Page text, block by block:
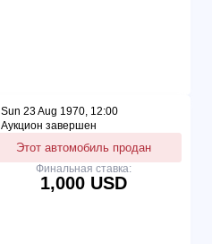
Sun 23 Aug 1970, 12:00
Аукцион завершен
Этот автомобиль продан
Финальная ставка:
1,000 USD